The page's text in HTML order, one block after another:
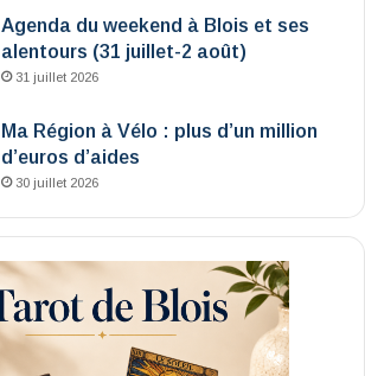
Agenda du weekend à Blois et ses
alentours (31 juillet-2 août)
31 juillet 2026
Ma Région à Vélo : plus d’un million
d’euros d’aides
30 juillet 2026